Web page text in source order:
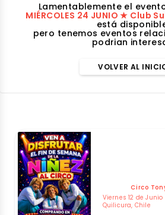
Lamentablemente el
MIÉRCOLES 24 JUNIO ★ Club
está
pero tenemos eventos
podrian
VOLVER AL
Circo
Viernes 12 de Junio
Quilicura, Chile